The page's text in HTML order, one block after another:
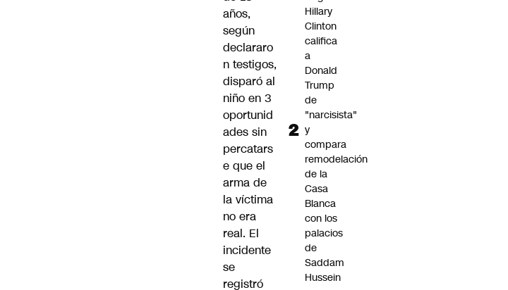
años,
según
declararo
n testigos,
disparó al
niño en 3
oportunid
ades sin
percatars
e que el
arma de
la víctima
no era
real. El
incidente
se
registró
Hillary
Clinton
califica
a
Donald
Trump
de
"narcisista"
y
compara
remodelación
de la
Casa
Blanca
con los
palacios
de
Saddam
Hussein